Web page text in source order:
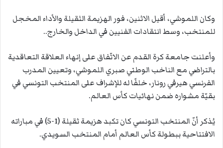
وكان اللموشي، أقيل الاثنين، فور الهزيمة الثقيلة والأداء المخجل
للمنتخب، وسط انتقادات الفنيين في الداخل والخارج..
وأعلنت جامعة كرة القدم عن الاتّفاق على إنهاء العلاقة التعاقدية
بالتراضي مع الناخب الوطني صبري اللموشي، وتعيين المدرب
الفرنسي هيرفي رونار، خلفًا له للإشراف على المنتخب التونسي في
بقيّة مشواره ضمن نهائيات كأس العالم.
يُذكر أنّ المنتخب التونسي كان تكبد هزيمة ثقيلة (1-5) في مباراته
الافتتاحية ببطولة كأس العالم أمام المنتخب السويدي.